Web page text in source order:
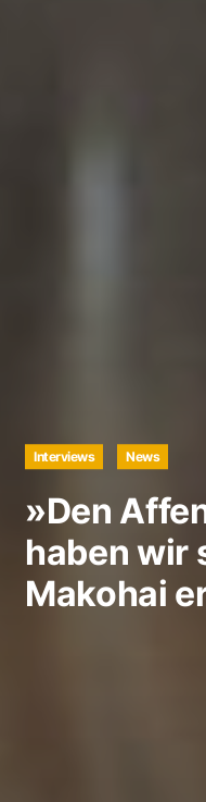
Interviews News
»Den
haben wir
Makohai